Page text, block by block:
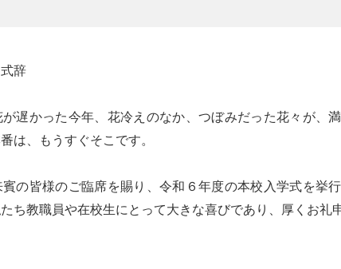
辞
遅かった今年、花冷えのなか、つぼみだった花々が、
は、もうすぐそこです。
の皆様のご臨席を賜り、令和６年度の本校入学式を挙
ち教職員や在校生にとって大きな喜びであり、厚くお礼